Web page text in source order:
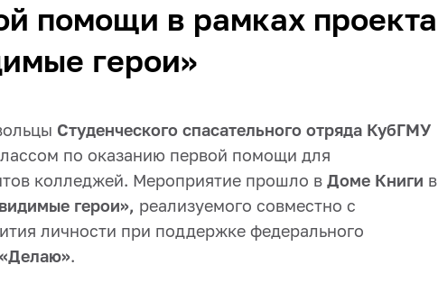
помощи в рамках проекта
герои»
Студенческого спасательного отряда КубГМУ
по оказанию первой помощи для
колледжей. Мероприятие прошло в Доме Книги в
герои», реализуемого совместно с
личности при поддержке федерального
«Делаю».